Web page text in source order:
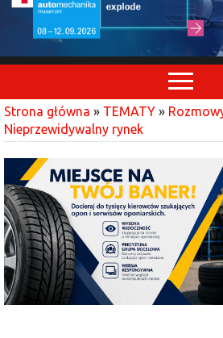
Strona główna » TEMATY »
Nieprzewidywalny rynek